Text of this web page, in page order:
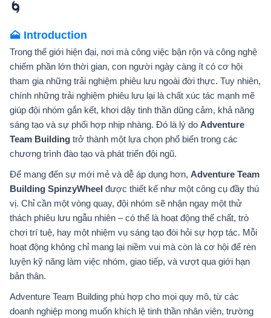
🌀
🗻 Introduction
Trong thế giới hiện đại, nơi mà công việc bận rộn và công nghệ
chiếm phần lớn thời gian, con người ngày càng ít có cơ hội
tham gia những trải nghiệm phiêu lưu ngoài đời thực. Tuy nhiên,
chính những trải nghiệm phiêu lưu lại là chất xúc tác mạnh mẽ
giúp đội nhóm gắn kết, khơi dậy tinh thần dũng cảm, khả năng
sáng tạo và sự phối hợp nhịp nhàng. Đó là lý do Adventure
Team Building trở thành một lựa chọn phổ biến trong các
chương trình đào tạo và phát triển đội ngũ.
Để mang đến sự mới mẻ và dễ áp dụng hơn, Adventure Team
Building SpinzyWheel được thiết kế như một công cụ đầy thú
vị. Chỉ cần một vòng quay, đội nhóm sẽ nhận ngay một thử
thách phiêu lưu ngẫu nhiên – có thể là hoạt động thể chất, trò
chơi trí tuệ, hay một nhiệm vụ sáng tạo đòi hỏi sự hợp tác. Mỗi
hoạt động không chỉ mang lại niềm vui mà còn là cơ hội để rèn
luyện kỹ năng làm việc nhóm, giao tiếp, và vượt qua giới hạn
bản thân.
Adventure Team Building phù hợp cho mọi quy mô, từ các
doanh nghiệp mong muốn khích lệ tinh thần nhân viên, trường